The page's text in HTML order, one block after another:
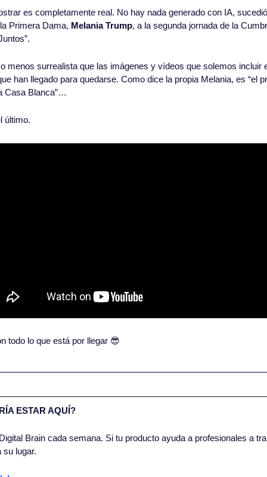
es completamente real. No hay nada generado con IA,
Primera Dama, Melania Trump, a la segunda jornada de la
menos surrealista que las imágenes y vídeos que solemos incluir
han llegado para quedarse. Como dice la propia Melania, es “el
Casa Blanca”…
último.
todo lo que está por llegar 😎
ESTAR AQUÍ?
Brain cada semana. Si tu producto ayuda a profesionales a
su lugar.